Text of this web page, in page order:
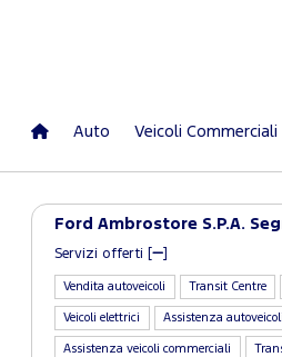
Auto Veicoli Commerciali
Ford Ambrostore S.P.A.
Servizi offerti [
Vendita autoveicoli Transit Centre
Veicoli elettrici Assistenza autoveicoli
Assistenza veicoli commerciali